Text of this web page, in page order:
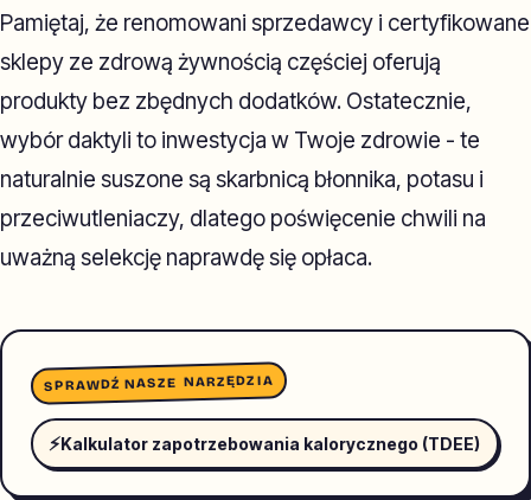
Pamiętaj, że renomowani sprzedawcy i certyfikowane
sklepy ze zdrową żywnością częściej oferują
produkty bez zbędnych dodatków. Ostatecznie,
wybór daktyli to inwestycja w Twoje zdrowie - te
naturalnie suszone są skarbnicą błonnika, potasu i
przeciwutleniaczy, dlatego poświęcenie chwili na
uważną selekcję naprawdę się opłaca.
SPRAWDŹ NASZE NARZĘDZIA
⚡Kalkulator zapotrzebowania kalorycznego (TDEE)